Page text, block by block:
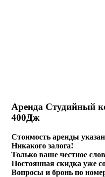
Аренда Студийный
400Дж
Стоимость аренды
Никакого залога!
Только ваше честное
Постоянная скидка уже
Вопросы и бронь по